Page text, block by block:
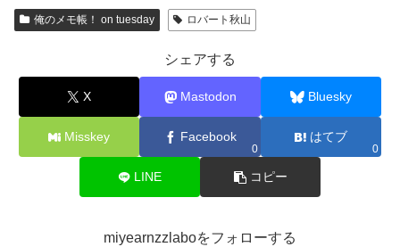
俺のメモ帳！ on tuesday ロバート秋山
シェアする
X Mastodon Bluesky
Misskey Facebook
0
はてブ
0
LINE コピー
miyearnzzlaboをフォローする